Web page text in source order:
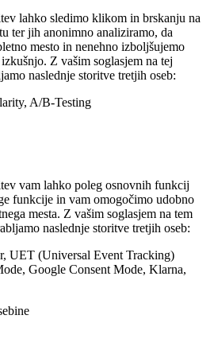
lahko sledimo klikom in brskanju na
ter jih anonimno analiziramo, da
mesto in nenehno izboljšujemo
Z vašim soglasjem na tej
naslednje storitve tretjih oseb:
A/B-Testing
vam lahko poleg osnovnih funkcij
funkcije in vam omogočimo udobno
mesta. Z vašim soglasjem na tem
naslednje storitve tretjih oseb:
UET (Universal Event Tracking)
Google Consent Mode, Klarna,